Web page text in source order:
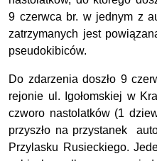
9 czerwca br. w jednym z
zatrzymanych jest
pseudokibiców.
Do zdarzenia doszło 9
rejonie ul. Igołomskiej w
czworo nastolatków (1
przyszło na przystanek
Przylasku Rusieckiego.